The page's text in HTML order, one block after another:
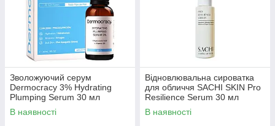
Зволожуючий серум
Dermocracy 3% Hydrating
Plumping Serum 30 мл
В наявності
Відновлювальна сироватка
для обличчя SACHI SKIN Pro
Resilience Serum 30 мл
В наявності